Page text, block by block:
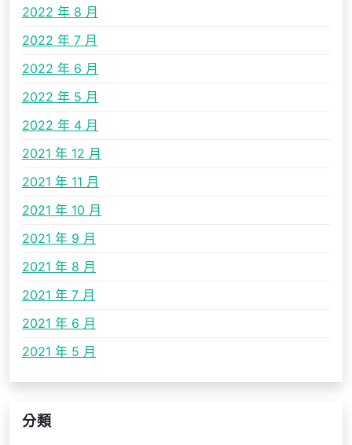
2022 年 8 月
2022 年 7 月
2022 年 6 月
2022 年 5 月
2022 年 4 月
2021 年 12 月
2021 年 11 月
2021 年 10 月
2021 年 9 月
2021 年 8 月
2021 年 7 月
2021 年 6 月
2021 年 5 月
分類